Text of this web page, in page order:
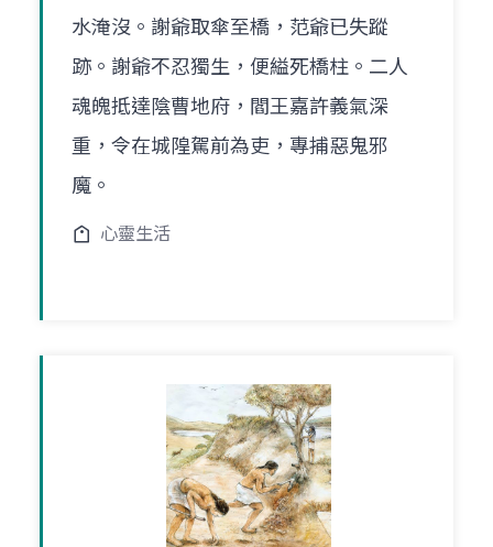
水淹沒。謝爺取傘至橋，范爺已失蹤
跡。謝爺不忍獨生，便縊死橋柱。二人
魂魄抵達陰曹地府，閻王嘉許義氣深
重，令在城隍駕前為吏，專捕惡鬼邪
魔。
心靈生活